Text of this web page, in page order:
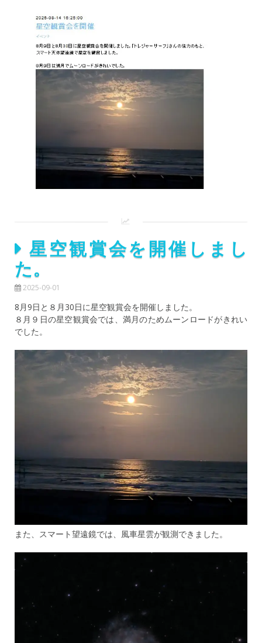
星空観賞会を開催しまし
た。
2025-09-01
8月9日と８月30日に星空観賞会を開催しました。
８月９日の星空観賞会では、満月のためムーンロードがきれい
でした。
また、スマート望遠鏡では、風車星雲が観測できました。